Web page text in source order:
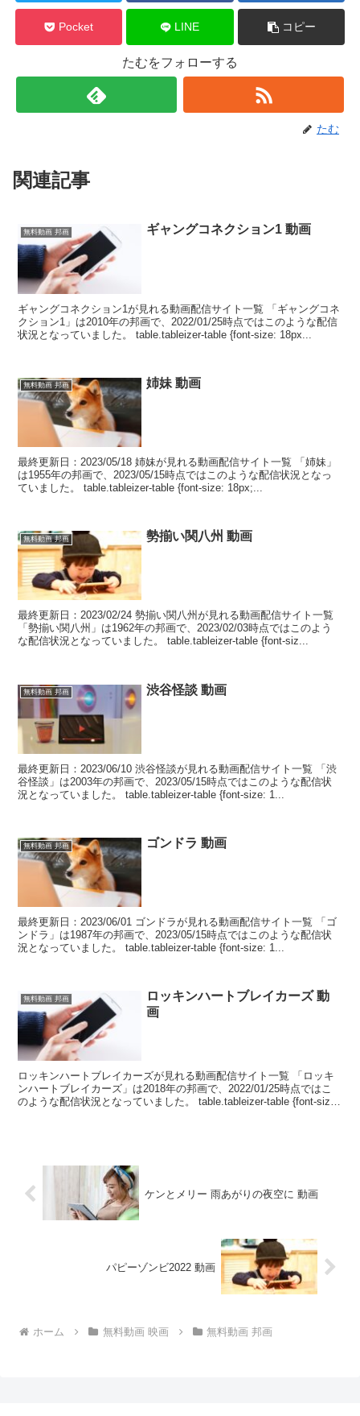
Pocket LINE コピー
たむをフォローする
たむ
関連記事
無料動画 邦画 ギャングコネクション1 動画
ギャングコネクション1が見れる動画配信サイト一覧 「ギャングコネ
クション1」は2010年の邦画で、2022/01/25時点ではこのような配信
状況となっていました。 table.tableizer-table {font-size: 18px...
無料動画 邦画 姉妹 動画
最終更新日：2023/05/18 姉妹が見れる動画配信サイト一覧 「姉妹」
は1955年の邦画で、2023/05/15時点ではこのような配信状況となっ
ていました。 table.tableizer-table {font-size: 18px;...
無料動画 邦画 勢揃い関八州 動画
最終更新日：2023/02/24 勢揃い関八州が見れる動画配信サイト一覧
「勢揃い関八州」は1962年の邦画で、2023/02/03時点ではこのよう
な配信状況となっていました。 table.tableizer-table {font-siz...
無料動画 邦画 渋谷怪談 動画
最終更新日：2023/06/10 渋谷怪談が見れる動画配信サイト一覧 「渋
谷怪談」は2003年の邦画で、2023/05/15時点ではこのような配信状
況となっていました。 table.tableizer-table {font-size: 1...
無料動画 邦画 ゴンドラ 動画
最終更新日：2023/06/01 ゴンドラが見れる動画配信サイト一覧 「ゴ
ンドラ」は1987年の邦画で、2023/05/15時点ではこのような配信状
況となっていました。 table.tableizer-table {font-size: 1...
無料動画 邦画
ロッキンハートブレイカーズ 動
画
ロッキンハートブレイカーズが見れる動画配信サイト一覧 「ロッキ
ンハートブレイカーズ」は2018年の邦画で、2022/01/25時点ではこ
のような配信状況となっていました。 table.tableizer-table {font-size:
ケンとメリー 雨あがりの夜空に 動画
パピーゾンビ2022 動画
ホーム 無料動画 映画 無料動画 邦画